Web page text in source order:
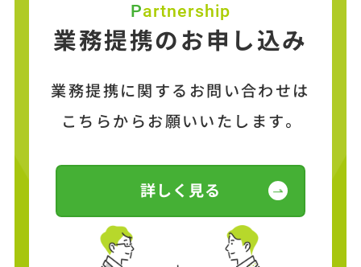
Partnership
業務提携のお申し込み
業務提携に関するお問い合わせは
こちらからお願いいたします。
詳しく見る